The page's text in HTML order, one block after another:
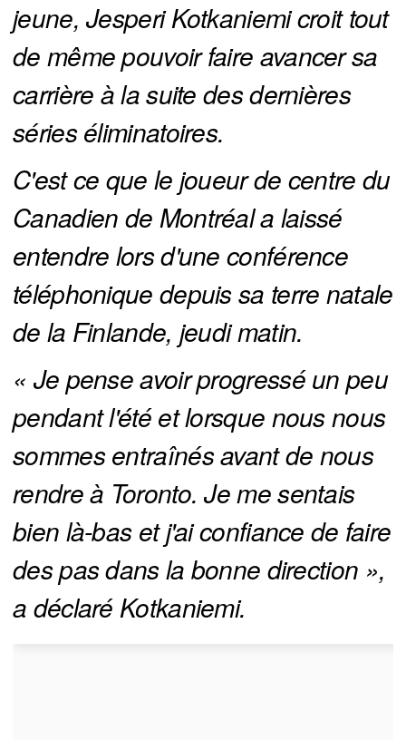
jeune, Jesperi Kotkaniemi croit tout
de même pouvoir faire avancer sa
carrière à la suite des dernières
séries éliminatoires.
C'est ce que le joueur de centre du
Canadien de Montréal a laissé
entendre lors d'une conférence
téléphonique depuis sa terre natale
de la Finlande, jeudi matin.
« Je pense avoir progressé un peu
pendant l'été et lorsque nous nous
sommes entraînés avant de nous
rendre à Toronto. Je me sentais
bien là-bas et j'ai confiance de faire
des pas dans la bonne direction »,
a déclaré Kotkaniemi.